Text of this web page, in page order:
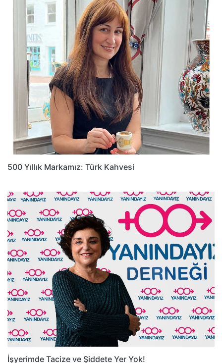
500 Yıllık Markamız: Türk Kahvesi
İşyerimde Tacize ve Şiddete Yer Yok!